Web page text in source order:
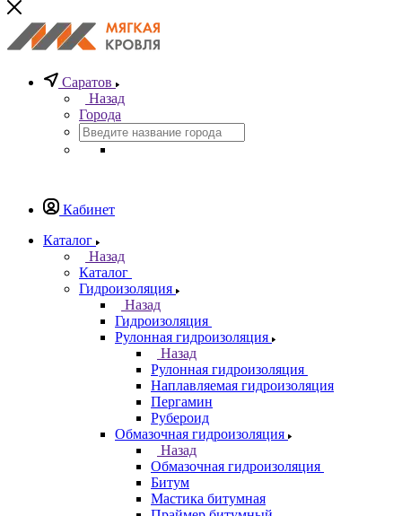
Саратов
Назад
Города
Кабинет
Каталог
Назад
Каталог
Гидроизоляция
Назад
Гидроизоляция
Рулонная гидроизоляция
Назад
Рулонная гидроизоляция
Наплавляемая гидроизоляция
Пергамин
Рубероид
Обмазочная гидроизоляция
Назад
Обмазочная гидроизоляция
Битум
Мастика битумная